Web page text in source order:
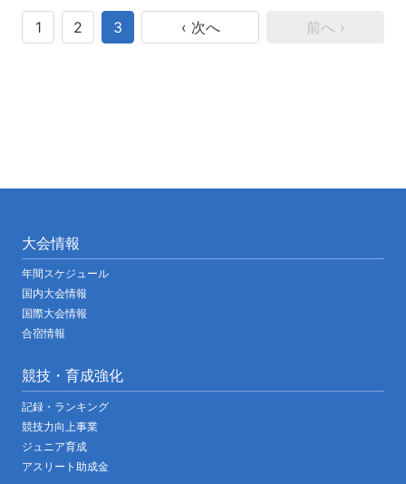
‹ 次へ 前へ ›
1 2 3
大会情報
年間スケジュール
国内大会情報
国際大会情報
合宿情報
競技・育成強化
記録・ランキング
競技力向上事業
ジュニア育成
アスリート助成金